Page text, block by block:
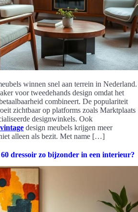
winnen snel aan terrein in Nederland.
voor tweedehands design omdat het
combineert. De populariteit
zichtbaar op platforms zoals Marktplaats
designwinkels. Ook
vintage design meubels krijgen meer
alleen als bezit. Met name […]
dressoir zo bijzonder in een interieur?